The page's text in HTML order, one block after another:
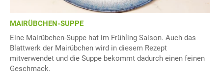
MAIRÜBCHEN-SUPPE
Eine Mairübchen-Suppe hat im Frühling Saison. Auch das
Blattwerk der Mairübchen wird in diesem Rezept
mitverwendet und die Suppe bekommt dadurch einen feinen
Geschmack.